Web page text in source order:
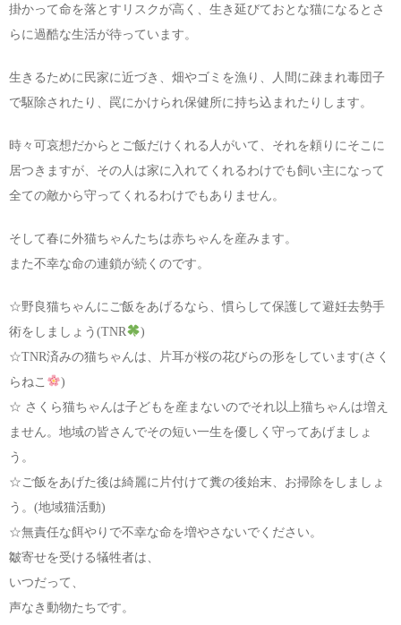
掛かって命を落とすリスクが高く、生き延びておとな猫になるとさ
らに過酷な生活が待っています。
生きるために民家に近づき、畑やゴミを漁り、人間に疎まれ毒団子
で駆除されたり、罠にかけられ保健所に持ち込まれたりします。
時々可哀想だからとご飯だけくれる人がいて、それを頼りにそこに
居つきますが、その人は家に入れてくれるわけでも飼い主になって
全ての敵から守ってくれるわけでもありません。
そして春に外猫ちゃんたちは赤ちゃんを産みます。
また不幸な命の連鎖が続くのです。
☆野良猫ちゃんにご飯をあげるなら、慣らして保護して避妊去勢手
術をしましょう(TNR
)
☆TNR済みの猫ちゃんは、片耳が桜の花びらの形をしています(さく
らねこ
)
☆ さくら猫ちゃんは子どもを産まないのでそれ以上猫ちゃんは増え
ません。地域の皆さんでその短い一生を優しく守ってあげましょ
う。
☆ご飯をあげた後は綺麗に片付けて糞の後始末、お掃除をしましょ
う。(地域猫活動)
☆無責任な餌やりで不幸な命を増やさないでください。
皺寄せを受ける犠牲者は、
いつだって、
声なき動物たちです。